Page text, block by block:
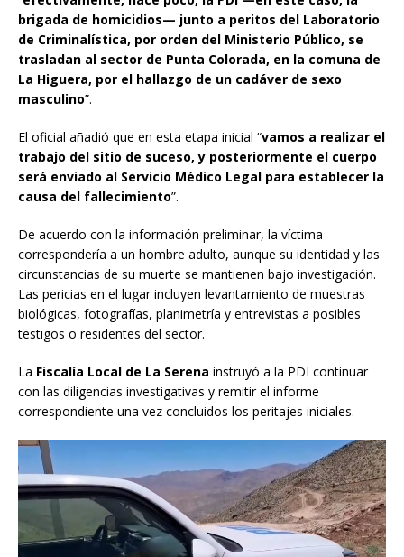
brigada de homicidios— junto a peritos del Laboratorio
de Criminalística, por orden del Ministerio Público, se
trasladan al sector de Punta Colorada, en la comuna de
La Higuera, por el hallazgo de un cadáver de sexo
masculino”.
El oficial añadió que en esta etapa inicial “vamos a realizar el
trabajo del sitio de suceso, y posteriormente el cuerpo
será enviado al Servicio Médico Legal para establecer la
causa del fallecimiento”.
De acuerdo con la información preliminar, la víctima
correspondería a un hombre adulto, aunque su identidad y las
circunstancias de su muerte se mantienen bajo investigación.
Las pericias en el lugar incluyen levantamiento de muestras
biológicas, fotografías, planimetría y entrevistas a posibles
testigos o residentes del sector.
La Fiscalía Local de La Serena instruyó a la PDI continuar
con las diligencias investigativas y remitir el informe
correspondiente una vez concluidos los peritajes iniciales.